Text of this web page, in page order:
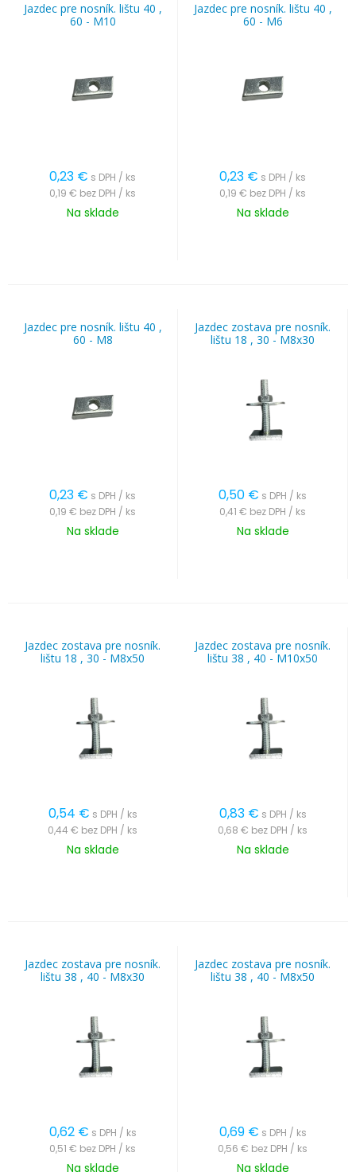
Jazdec pre nosník. lištu 40 ,
60 - M10
0,23 € s DPH / ks
0,19 € bez DPH / ks
Na sklade
Jazdec pre nosník. lištu 40 ,
60 - M6
0,23 € s DPH / ks
0,19 € bez DPH / ks
Na sklade
Jazdec pre nosník. lištu 40 ,
60 - M8
0,23 € s DPH / ks
0,19 € bez DPH / ks
Na sklade
Jazdec zostava pre nosník.
lištu 18 , 30 - M8x30
0,50 € s DPH / ks
0,41 € bez DPH / ks
Na sklade
Jazdec zostava pre nosník.
lištu 18 , 30 - M8x50
0,54 € s DPH / ks
0,44 € bez DPH / ks
Na sklade
Jazdec zostava pre nosník.
lištu 38 , 40 - M10x50
0,83 € s DPH / ks
0,68 € bez DPH / ks
Na sklade
Jazdec zostava pre nosník.
lištu 38 , 40 - M8x30
0,62 € s DPH / ks
0,51 € bez DPH / ks
Na sklade
Jazdec zostava pre nosník.
lištu 38 , 40 - M8x50
0,69 € s DPH / ks
0,56 € bez DPH / ks
Na sklade